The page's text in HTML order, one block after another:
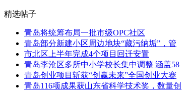
精选帖子
青岛将统筹布局一批市级OPC社区
青岛部分新建小区周边地块“藏污纳垢”，管
市北区上半年完成4个项目回迁安置
青岛李沧区多所中小学校长集中调整 涵盖58
青岛创业项目斩获“创赢未来”全国创业大赛
青岛116项成果获山东省科学技术奖，数量创